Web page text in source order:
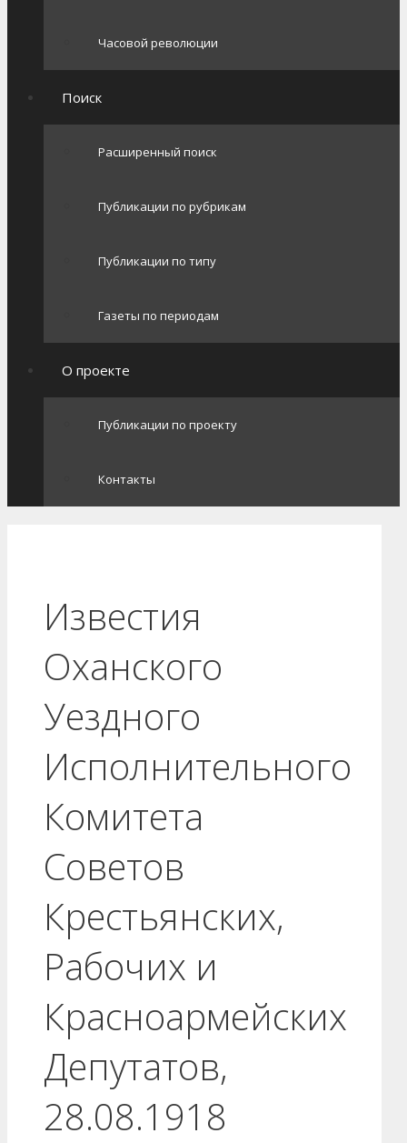
Часовой революции
Поиск
Расширенный поиск
Публикации по рубрикам
Публикации по типу
Газеты по периодам
О проекте
Публикации по проекту
Контакты
Известия
Оханского
Уездного
Исполнительного
Комитета
Советов
Крестьянских,
Рабочих и
Красноармейских
Депутатов,
28.08.1918